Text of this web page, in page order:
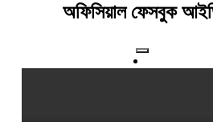
অফিসিয়াল ফেসবুক